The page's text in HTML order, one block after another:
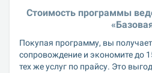
Стоимость программы
Покупая программу, вы
сопровождение и экономите до
тех же услуг по прайсу. Это